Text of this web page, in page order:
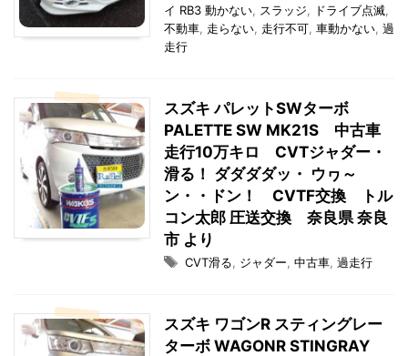
イ RB3 動かない
スラッジ ドライブ点滅
不動車 走らない 走行不可 車動かない 過
走行
スズキ パレットSWターボ
PALETTE SW MK21S 中古車
走行10万キロ CVTジャダー・
滑る！ ダダダダッ・ ウヮ～
ン・・ドン！ CVTF交換 トル
コン太郎 圧送交換 奈良県 奈良
市 より
CVT滑る ジャダー 中古車 過走行
スズキ ワゴンR スティングレー
ターボ WAGONR STINGRAY